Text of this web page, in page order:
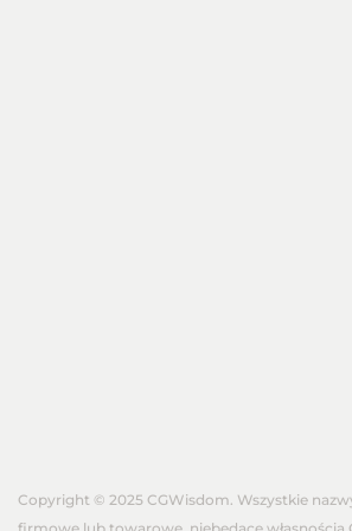
Copyright © 2025 CGWisdom. Wszystkie